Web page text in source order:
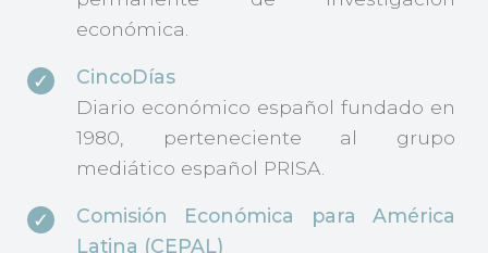
económica.
CincoDías
Diario económico español fundado en
1980, perteneciente al grupo
mediático español PRISA.
Comisión Económica para América
Latina (CEPAL)